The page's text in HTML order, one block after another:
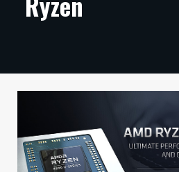
ARTIKKELIT
TECHBBS
HINTA.FI
KAUPPA